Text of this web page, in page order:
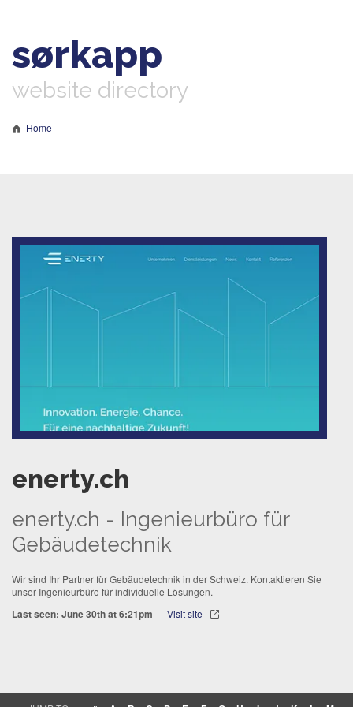
sørkapp
website directory
Home
enerty.ch
enerty.ch - Ingenieurbüro für
Gebäudetechnik
Wir sind Ihr Partner für Gebäudetechnik in der Schweiz. Kontaktieren Sie
unser Ingenieurbüro für individuelle Lösungen.
Last seen: June 30th at 6:21pm —Visit site